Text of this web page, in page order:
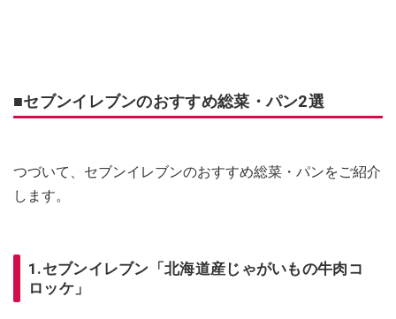
■セブンイレブンのおすすめ総菜・パン2選
つづいて、セブンイレブンのおすすめ総菜・パンをご紹介
します。
1.セブンイレブン「北海道産じゃがいもの牛肉コ
ロッケ」